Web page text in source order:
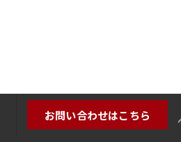
お問い合わせはこちら